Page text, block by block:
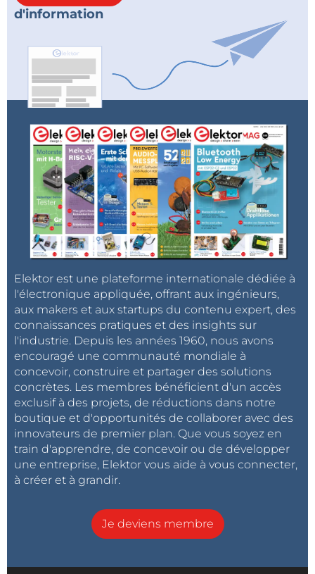
d'information
Elektor est une plateforme internationale dédiée à
l'électronique appliquée, offrant aux ingénieurs,
aux makers et aux startups du contenu expert, des
connaissances pratiques et des insights sur
l'industrie. Depuis les années 1960, nous avons
encouragé une communauté mondiale à
concevoir, construire et partager des solutions
concrètes. Les membres bénéficient d'un accès
exclusif à des projets, de réductions dans notre
boutique et d'opportunités de collaborer avec des
innovateurs de premier plan. Que vous soyez en
train d'apprendre, de concevoir ou de développer
une entreprise, Elektor vous aide à vous connecter,
à créer et à grandir.
Je deviens membre